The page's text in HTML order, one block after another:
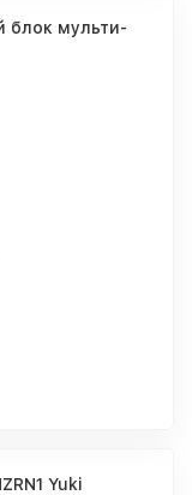
блок мульти-
Yuki